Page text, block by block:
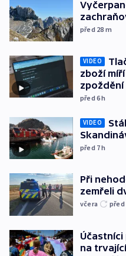
před 28 m
VIDEO
zboží
zpoždění
před 6h
VIDEO
před 7h
Při
zemřeli
včera před
na